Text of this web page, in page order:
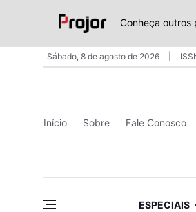
Conheça outros
Sábado, 8 de agosto de 2026
Início Sobre Fale Conosco
ESPECIAIS